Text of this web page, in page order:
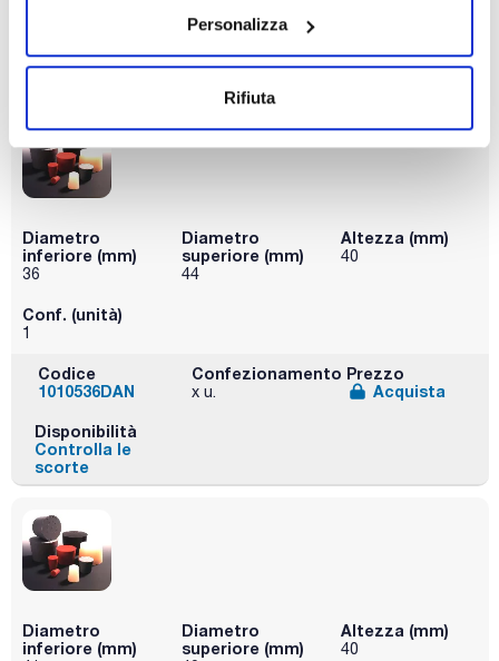
Personalizza
Rifiuta
Controlla le
scorte
Diametro
inferiore (mm)
36
Diametro
superiore (mm)
44
Altezza (mm)
40
Conf. (unità)
1
Codice
1010536DAN
Confezionamento
x u.
Prezzo
Acquista
Disponibilità
Controlla le
scorte
Diametro
inferiore (mm)
Diametro
superiore (mm)
Altezza (mm)
40